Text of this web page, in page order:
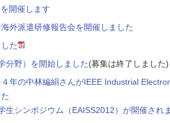
開催します
外派遣研修報告会を開催しました
た
分野）を開始しました(募集は終了しました)
年の中林編絹さんがIEEE Industrial
生シンポジウム（EAISS2012）が開催され